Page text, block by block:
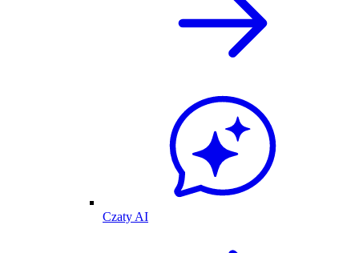
Czaty AI